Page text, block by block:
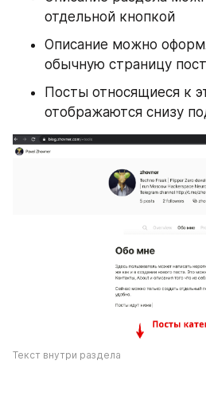
отдельной кнопкой
Описание можно
обычную страницу
Посты относящиеся к
отображаются снизу
Текст внутри раздела